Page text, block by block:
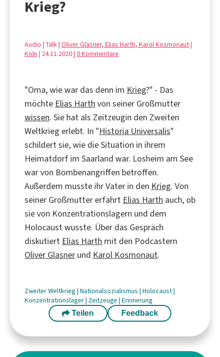
Krieg?
Audio | Talk | Oliver Glasner, Elias Harth, Karol Kosmonaut|
Köln | 24.11.2020 | 0 Kommentare
"Oma, wie war das denn im Krieg?" - Das
möchte Elias Harth von seiner Großmutter
wissen. Sie hat als Zeitzeugin den Zweiten
Weltkrieg erlebt. In "Historia Universalis"
schildert sie, wie die Situation in ihrem
Heimatdorf im Saarland war. Losheim am See
war von Bombenangriffen betroffen.
Außerdem musste ihr Vater in den Krieg. Von
seiner Großmutter erfährt Elias Harth auch, ob
sie von Konzentrationslagern und dem
Holocaust wusste. Über das Gespräch
diskutiert Elias Harth mit den Podcastern
Oliver Glasner und Karol Kosmonaut.
Zweiter Weltkrieg | Nationalsozialismus | Holocaust|
Konzentrationslager| Zeitzeuge | Erinnerung
Teilen Feedback